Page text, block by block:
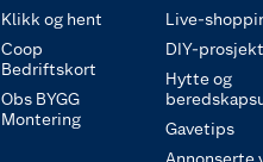
Klikk og hent
Coop
Bedriftskort
Obs BYGG
Montering
Live-
DIY-
Hytte og
Gavetips